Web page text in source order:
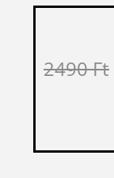
2490Ft